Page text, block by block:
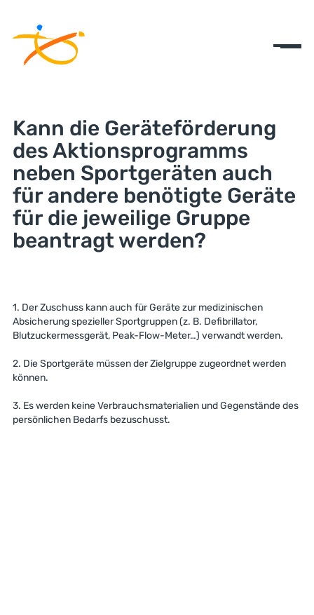
Kann die Geräteförderung
des Aktionsprogramms
neben Sportgeräten auch
für andere benötigte Geräte
für die jeweilige Gruppe
beantragt werden?
1. Der Zuschuss kann auch für Geräte zur medizinischen
Absicherung spezieller Sportgruppen (z. B. Defibrillator,
Blutzuckermessgerät, Peak-Flow-Meter…) verwandt werden.
2. Die Sportgeräte müssen der Zielgruppe zugeordnet werden
können.
3. Es werden keine Verbrauchsmaterialien und Gegenstände des
persönlichen Bedarfs bezuschusst.